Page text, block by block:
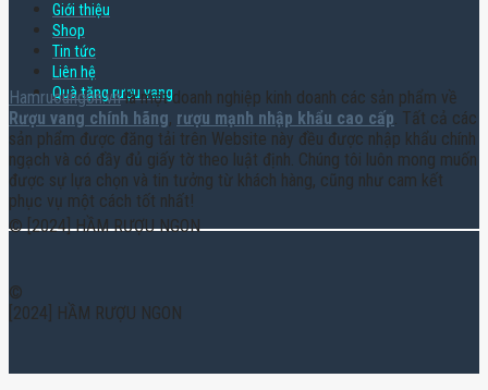
Giới thiệu
Shop
Tin tức
Liên hệ
Quà tặng rượu vang
Hamruoungon.vnlà một doanh nghiệp kinh doanh các sản phẩm về
Rượu vang chính hãng, rượu mạnh nhập khẩu cao cấp. Tất cả các
sản phẩm được đăng tải trên Website này đều được nhập khẩu chính
ngạch và có đầy đủ giấy tờ theo luật định. Chúng tôi luôn mong muốn
được sự lựa chọn và tin tưởng từ khách hàng, cũng như cam kết
phục vụ một cách tốt nhất!
© [2024] HẦM RƯỢU NGON
©
[2024] HẦM RƯỢU NGON